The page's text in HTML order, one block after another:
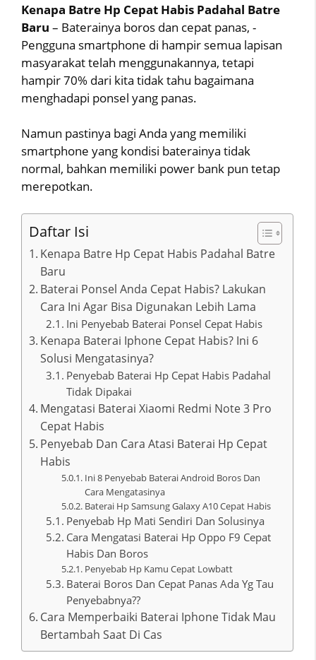
Kenapa Batre Hp Cepat Habis Padahal Batre
Baru – Baterainya boros dan cepat panas, -
Pengguna smartphone di hampir semua lapisan
masyarakat telah menggunakannya, tetapi
hampir 70% dari kita tidak tahu bagaimana
menghadapi ponsel yang panas.
Namun pastinya bagi Anda yang memiliki
smartphone yang kondisi baterainya tidak
normal, bahkan memiliki power bank pun tetap
merepotkan.
Daftar Isi
Kenapa Batre Hp Cepat Habis Padahal Batre
Baru
Baterai Ponsel Anda Cepat Habis? Lakukan
Cara Ini Agar Bisa Digunakan Lebih Lama
Ini Penyebab Baterai Ponsel Cepat Habis
Kenapa Baterai Iphone Cepat Habis? Ini 6
Solusi Mengatasinya?
Penyebab Baterai Hp Cepat Habis Padahal
Tidak Dipakai
Mengatasi Baterai Xiaomi Redmi Note 3 Pro
Cepat Habis
Penyebab Dan Cara Atasi Baterai Hp Cepat
Habis
Ini 8 Penyebab Baterai Android Boros Dan
Cara Mengatasinya
Baterai Hp Samsung Galaxy A10 Cepat Habis
Penyebab Hp Mati Sendiri Dan Solusinya
Cara Mengatasi Baterai Hp Oppo F9 Cepat
Habis Dan Boros
Penyebab Hp Kamu Cepat Lowbatt
Baterai Boros Dan Cepat Panas Ada Yg Tau
Penyebabnya??
Cara Memperbaiki Baterai Iphone Tidak Mau
Bertambah Saat Di Cas